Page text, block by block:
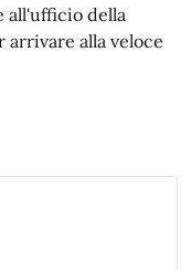
all'ufficio della
alla veloce